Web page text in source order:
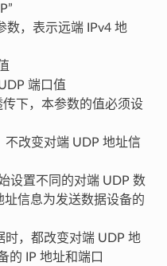
数，表示远端 IPv4 地
端口值
下，本参数的值必须设
不改变对端 UDP 地址信
设置不同的对端 UDP 数
信息为发送数据设备的
时，都改变对端 UDP 地
的 IP 地址和端口